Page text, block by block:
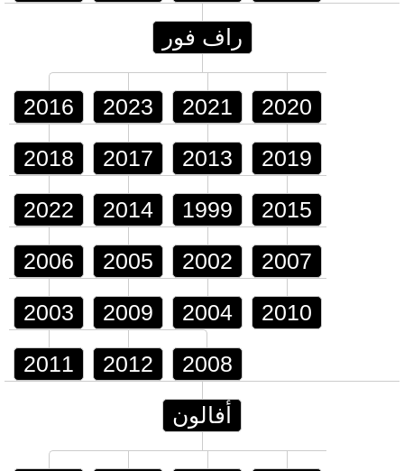
راف فور
2016 2023 2021 2020
2018 2017 2013 2019
2022 2014 1999 2015
2006 2005 2002 2007
2003 2009 2004 2010
2011 2012 2008
أفالون